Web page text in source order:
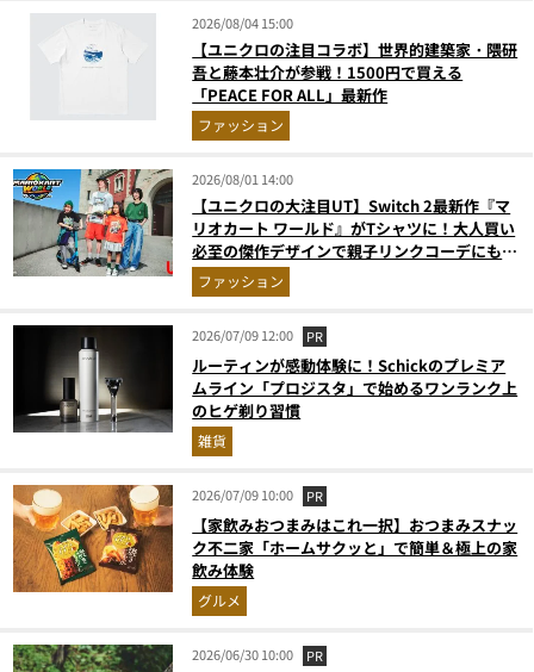
2026/08/04 15:00
【ユニクロの注目コラボ】世界的建築家・隈研
吾と藤本壮介が参戦！1500円で買える
「PEACE FOR ALL」最新作
ファッション
2026/08/01 14:00
【ユニクロの大注目UT】Switch 2最新作『マ
リオカート ワールド』がTシャツに！大人買い
必至の傑作デザインで親子リンクコーデにも最
適ファッション
2026/07/09 12:00 PR
ルーティンが感動体験に！Schickのプレミア
ムライン「プロジスタ」で始めるワンランク上
のヒゲ剃り習慣
雑貨
2026/07/09 10:00 PR
【家飲みおつまみはこれ一択】おつまみスナッ
ク不二家「ホームサクッと」で簡単＆極上の家
飲み体験
グルメ
2026/06/30 10:00 PR